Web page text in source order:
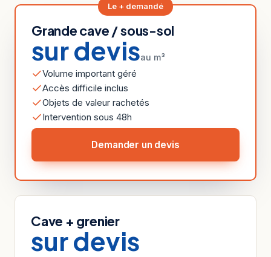
Le + demandé
Grande cave / sous-sol
sur devisau m³
Volume important géré
Accès difficile inclus
Objets de valeur rachetés
Intervention sous 48h
Demander un devis
Cave + grenier
sur devis